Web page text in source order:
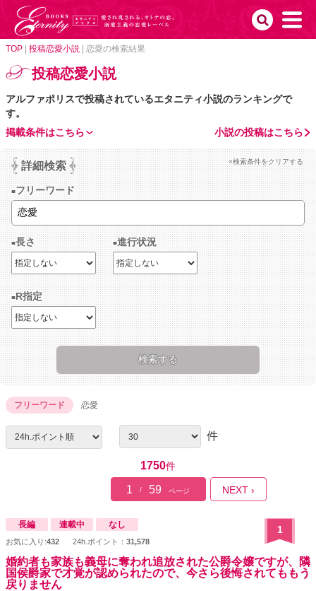
TOP 投稿恋愛小説 恋愛の検索結果
投稿恋愛小説
アルファポリスで投稿されているエタニティ小説のランキングで
す。
小説の投稿はこちら
掲載条件はこちら
詳細検索 ×検索条件をクリアする
フリーワード
長さ 進行状況
R指定
フリーワード 恋愛
件
1750件
1 / 59 ページ NEXT ›
長編 連載中 なし
お気に入り:432 24h.ポイント： 31,578
1
婚約者も家族も義母に奪われ追放された公爵令嬢ですが、隣
国侯爵家で才覚が認められたので、今さら後悔されてももう
戻りません